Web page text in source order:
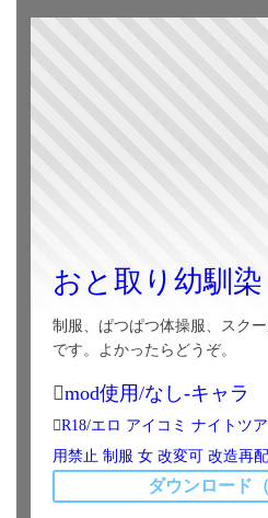
おと取り幼馴染
制服、ぱつぱつ体操服、スク
です。よかったらどうぞ。
mod使用/なし-キャラ
R18/エロ アイコミ ナイトツ
用禁止 制服 女 改変可 改造再
ダウンロード